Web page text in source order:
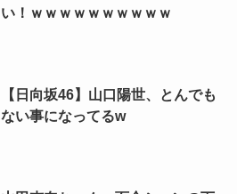
い！ｗｗｗｗｗｗｗｗｗｗ
【日向坂46】山口陽世、とんでも
ない事になってるw